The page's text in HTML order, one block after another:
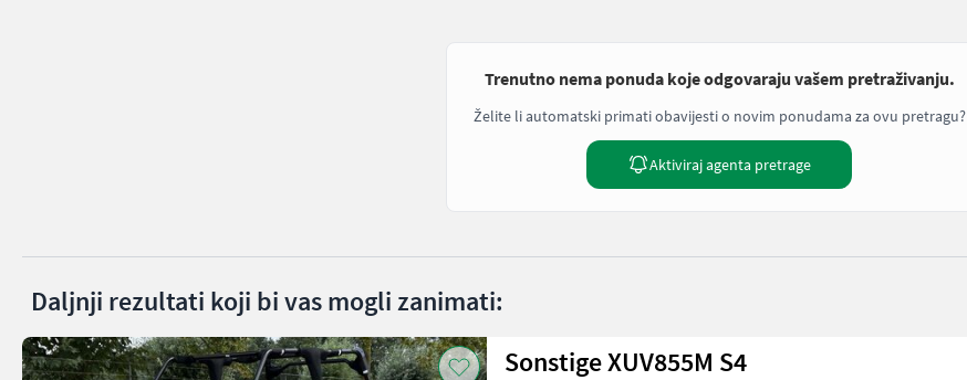
Trenutno nema ponuda koje odgovaraju vašem pretraživanju.
Želite li automatski primati obavijesti o novim ponudama za ovu pretragu?
Aktiviraj agenta pretrage
Daljnji rezultati koji bi vas mogli zanimati:
Sonstige XUV855M S4